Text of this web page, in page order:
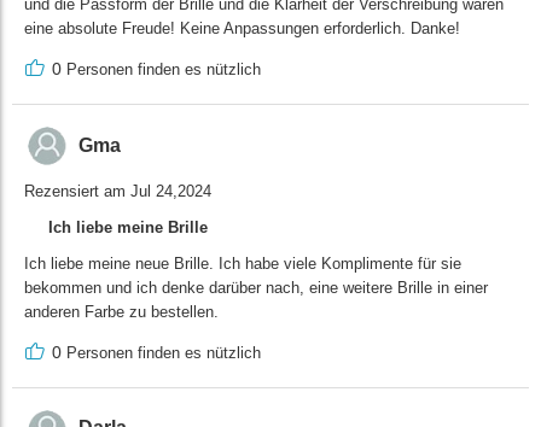
und die Passform der Brille und die Klarheit der Verschreibung waren
eine absolute Freude! Keine Anpassungen erforderlich. Danke!
0 Personen finden es nützlich
Gma
Rezensiert am Jul 24,2024
Ich liebe meine Brille
Ich liebe meine neue Brille. Ich habe viele Komplimente für sie
bekommen und ich denke darüber nach, eine weitere Brille in einer
anderen Farbe zu bestellen.
0 Personen finden es nützlich